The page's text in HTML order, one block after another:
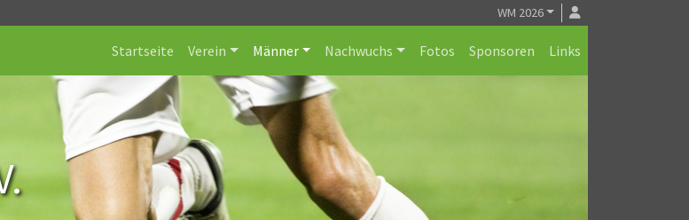
WM 2026
Startseite Verein Männer Nachwuchs Fotos Sponsoren Links